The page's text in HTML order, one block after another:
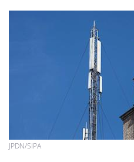
JPDN/SIPA